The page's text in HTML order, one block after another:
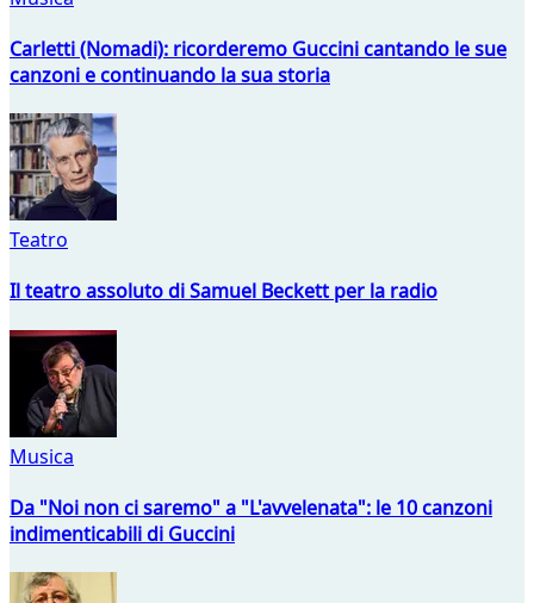
Carletti (Nomadi): ricorderemo Guccini cantando le sue
canzoni e continuando la sua storia
Teatro
Il teatro assoluto di Samuel Beckett per la radio
Musica
Da "Noi non ci saremo" a "L'avvelenata": le 10 canzoni
indimenticabili di Guccini